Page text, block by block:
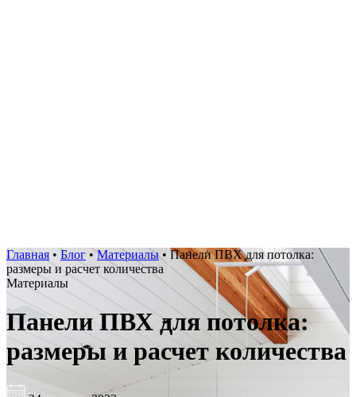
Главная • Блог •Материалы• Панели ПВХ для потолка:
размеры и расчет количества
Материалы
Панели ПВХ для потолка:
размеры и расчет количества